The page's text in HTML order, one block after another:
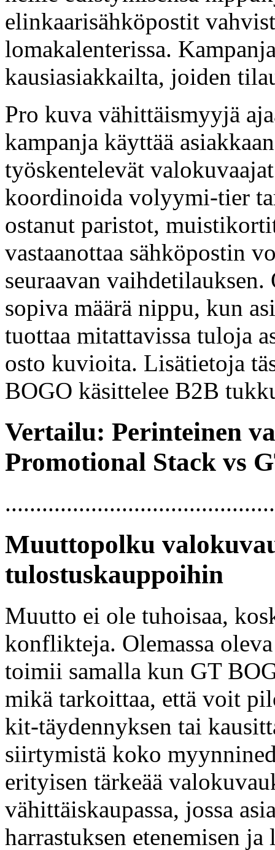
elinkaarisähköpostit
lomakalenterissa.
kausiasiakkailta, joiden
Pro kuva vähittäismyyjä
kampanja käyttää
työskentelevät
koordinoida volyymi-tier
ostanut paristot,
vastaanottaa sähköpostin
seuraavan
sopiva määrä nippu, kun
tuottaa mitattavissa tuloja
osto kuvioita. Lisätietoja
BOGO käsittelee B2B
Vertailu: Perinteinen
Promotional Stack vs
Muuttopolku
tulostuskauppoihin
Muutto ei ole tuhoisaa,
konflikteja. Olemassa
toimii samalla kun GT
mikä tarkoittaa, että voit
kit-täydennyksen tai
siirtymistä koko
erityisen tärkeää
vähittäiskaupassa, jossa
harrastuksen etenemisen